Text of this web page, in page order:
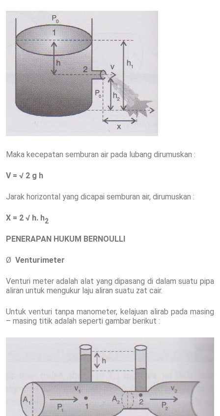
Maka kecepatan semburan air pada lubang dirumuskan :
V = √ 2 g h
Jarak horizontal yang dicapai semburan air, dirumuskan :
X = 2 √ h. h2
PENERAPAN HUKUM BERNOULLI
Ø Venturimeter
Venturi meter adalah alat yang dipasang di dalam suatu pipa
aliran untuk mengukur laju aliran suatu zat cair.
Untuk venturi tanpa manometer, kelajuan alirab pada masing
– masing titik adalah seperti gambar berikut :